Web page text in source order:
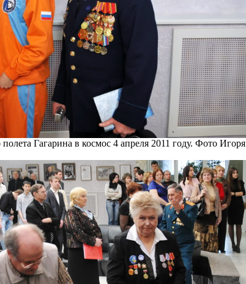
Гагарина в космос 4 апреля 2011 году. Фото Игоря